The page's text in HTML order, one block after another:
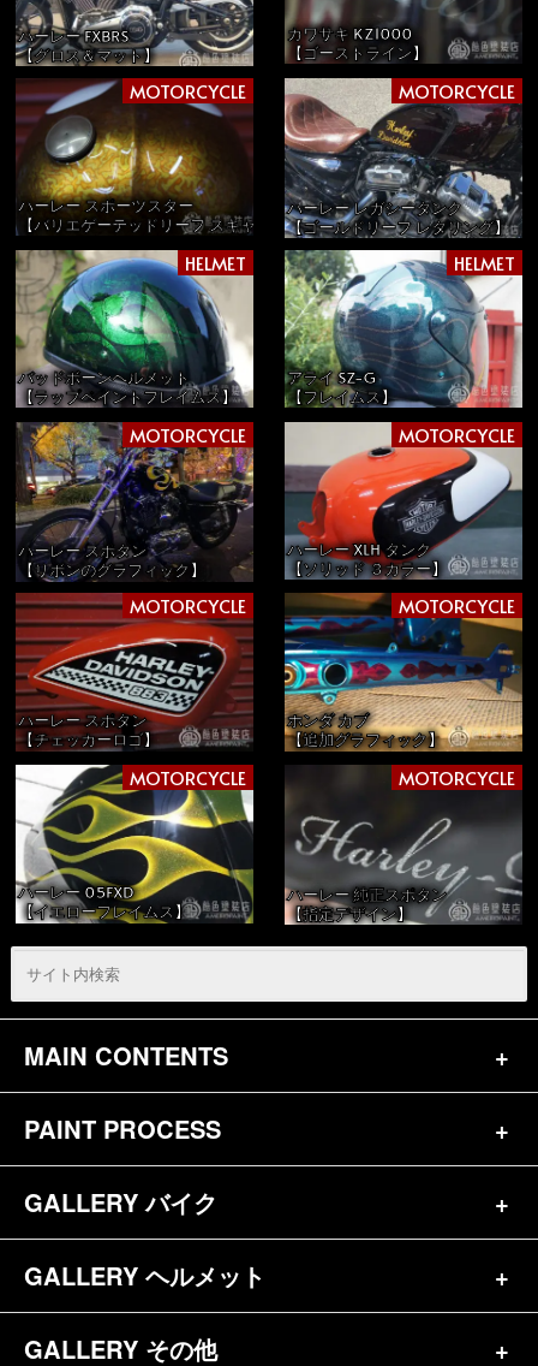
ハーレー FXBRS
【グロス＆マット】
カワサキ KZ1000
【ゴーストライン】
MOTORCYCLE
ハーレー スポーツスター
【バリエゲーテッドリーフ スキャロップ】
MOTORCYCLE
ハーレー レガシータンク
【ゴールドリーフ レタリング】
HELMET
バッドボーンヘルメット
【ラップペイントフレイムス】
HELMET
アライ SZ-G
【フレイムス】
MOTORCYCLE
ハーレー スポタン
【リボンのグラフィック】
MOTORCYCLE
ハーレー XLH タンク
【ソリッド ３カラー】
MOTORCYCLE
ハーレー スポタン
【チェッカーロゴ】
MOTORCYCLE
ホンダ カブ
【追加グラフィック】
MOTORCYCLE
ハーレー 05FXD
【イエローフレイムス】
MOTORCYCLE
ハーレー 純正スポタン
【指定デザイン】
MAIN CONTENTS
トップページ
お問合せ
参考価格
PAINT PROCESS
バイク（180）
ヘルメット（84）
GALLERY バイク
バイク一覧（184）
ハーレー（141）
GALLERY ヘルメット
ヘルメット一覧（139）
GALLERY その他